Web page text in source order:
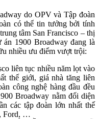
do OPV và Tập đoàn
có thể tin tưởng bởi tính
tâm San Francisco – thị
1900 Broadway đang là
nhiều ưu điểm vượt trội:
liên tục nhiều năm lọt vào
thế giới, giá nhà tăng liên
công nghệ hàng đầu đều
Broadway nằm đối diện
các tập đoàn lớn nhất thế
Ford, …